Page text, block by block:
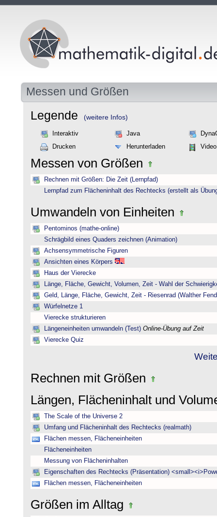
Messen und Größen
Legende (weitere Infos)
Interaktiv Java
Drucken
Herunterladen Video
Messen von Größen
Rechnen mit Größen: Die Zeit (Lernpfad)
Lernpfad zum Flächeninhalt des Rechtecks (erstellt als
Umwandeln von Einheiten
Pentominos (mathe-online)
Schrägbild eines Quaders zeichnen (Animation)
Achsensymmetrische Figuren
Ansichten eines Körpers
Haus der Vierecke
Länge, Fläche, Gewicht, Volumen, Zeit - Wahl der
Geld, Länge, Fläche, Gewicht, Zeit - Riesenrad (Walther
Würfelnetze 1
Vierecke strukturieren
Längeneinheiten umwandeln (Test) Online-Übung auf Zeit
Vierecke Quiz
Rechnen mit Größen
Längen, Flächeninhalt und
The Scale of the Universe 2
Umfang und Flächeninhalt des Rechtecks (realmath)
Flächen messen, Flächeneinheiten
Flächeneinheiten
Messung von Flächeninhalten
Eigenschaften des Rechtecks (Präsentation)
Flächen messen, Flächeneinheiten
Größen im Alltag